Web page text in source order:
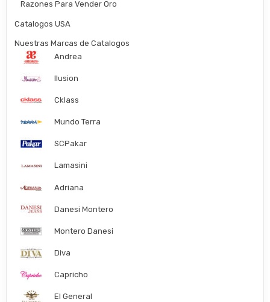
Razones Para Vender Oro
Catalogos USA
Nuestras Marcas de Catalogos
Andrea
Ilusion
Cklass
Mundo Terra
SCPakar
Lamasini
Adriana
Danesi Montero
Montero Danesi
Diva
Capricho
El General